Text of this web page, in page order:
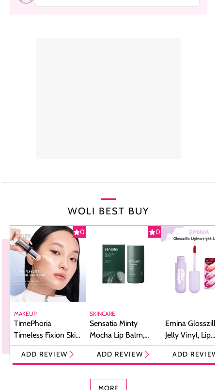
WOLI BEST BUY
0
MAKEUP
TimePhoria
Timeless Fixion Skin
Tint Stick,
Foundation dan
ADD REVIEW
0
SKINCARE
Sensatia Minty
Mocha Lip Balm,
Pelembap Bibir
dengan Aroma
ADD REVIEW
Emina
Jelly Vinyl, Lip
Cream Glossy
Ringan
ADD
MORE